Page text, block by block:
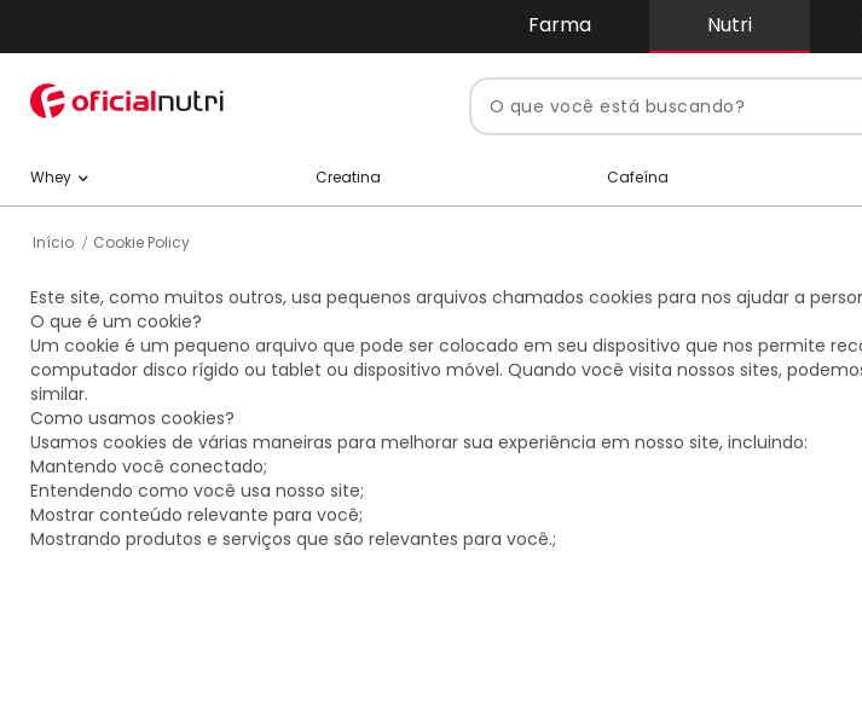
Farma Nutri
Pesquisa
Whey Creatina Cafeína
Início Cookie Policy
Este site, como muitos outros, usa pequenos arquivos chamados cookies para nos ajudar a
O que é um cookie?
Um cookie é um pequeno arquivo que pode ser colocado em seu dispositivo que nos permite
computador disco rígido ou tablet ou dispositivo móvel. Quando você visita nossos sites,
similar.
Como usamos cookies?
Usamos cookies de várias maneiras para melhorar sua experiência em nosso site, incluindo:
Mantendo você conectado;
Entendendo como você usa nosso site;
Mostrar conteúdo relevante para você;
Mostrando produtos e serviços que são relevantes para você.;